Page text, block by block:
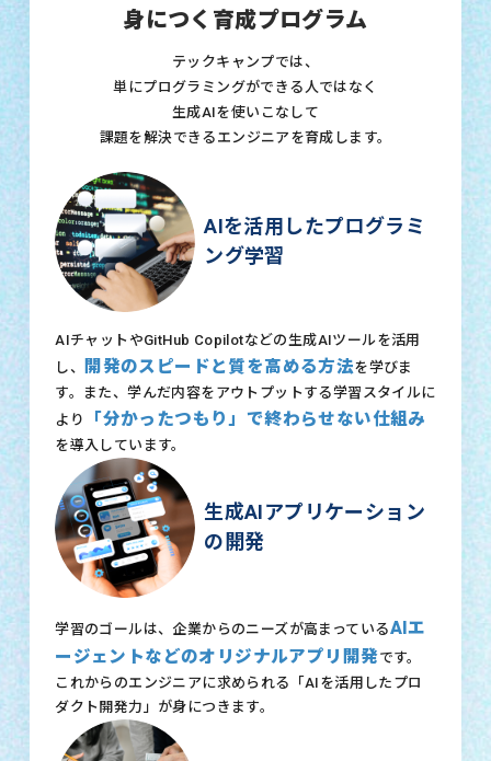
身につく育成プログラム
テックキャンプでは、
単にプログラミングができる人ではなく
生成AIを使いこなして
課題を解決できるエンジニアを育成します。
AIを活用したプログラミ
ング学習
AIチャットやGitHub Copilotなどの生成AIツールを活用
し、
開発のスピードと質を高める方法を学びま
す。また、学んだ内容をアウトプットする学習スタイルに
より
「分かったつもり」で終わらせない仕組み
を導入しています。
生成AIアプリケーション
の開発
学習のゴールは、企業からのニーズが高まっているAIエ
ージェントなどのオリジナルアプリ開発です。
これからのエンジニアに求められる「AIを活用したプロ
ダクト開発力」が身につきます。